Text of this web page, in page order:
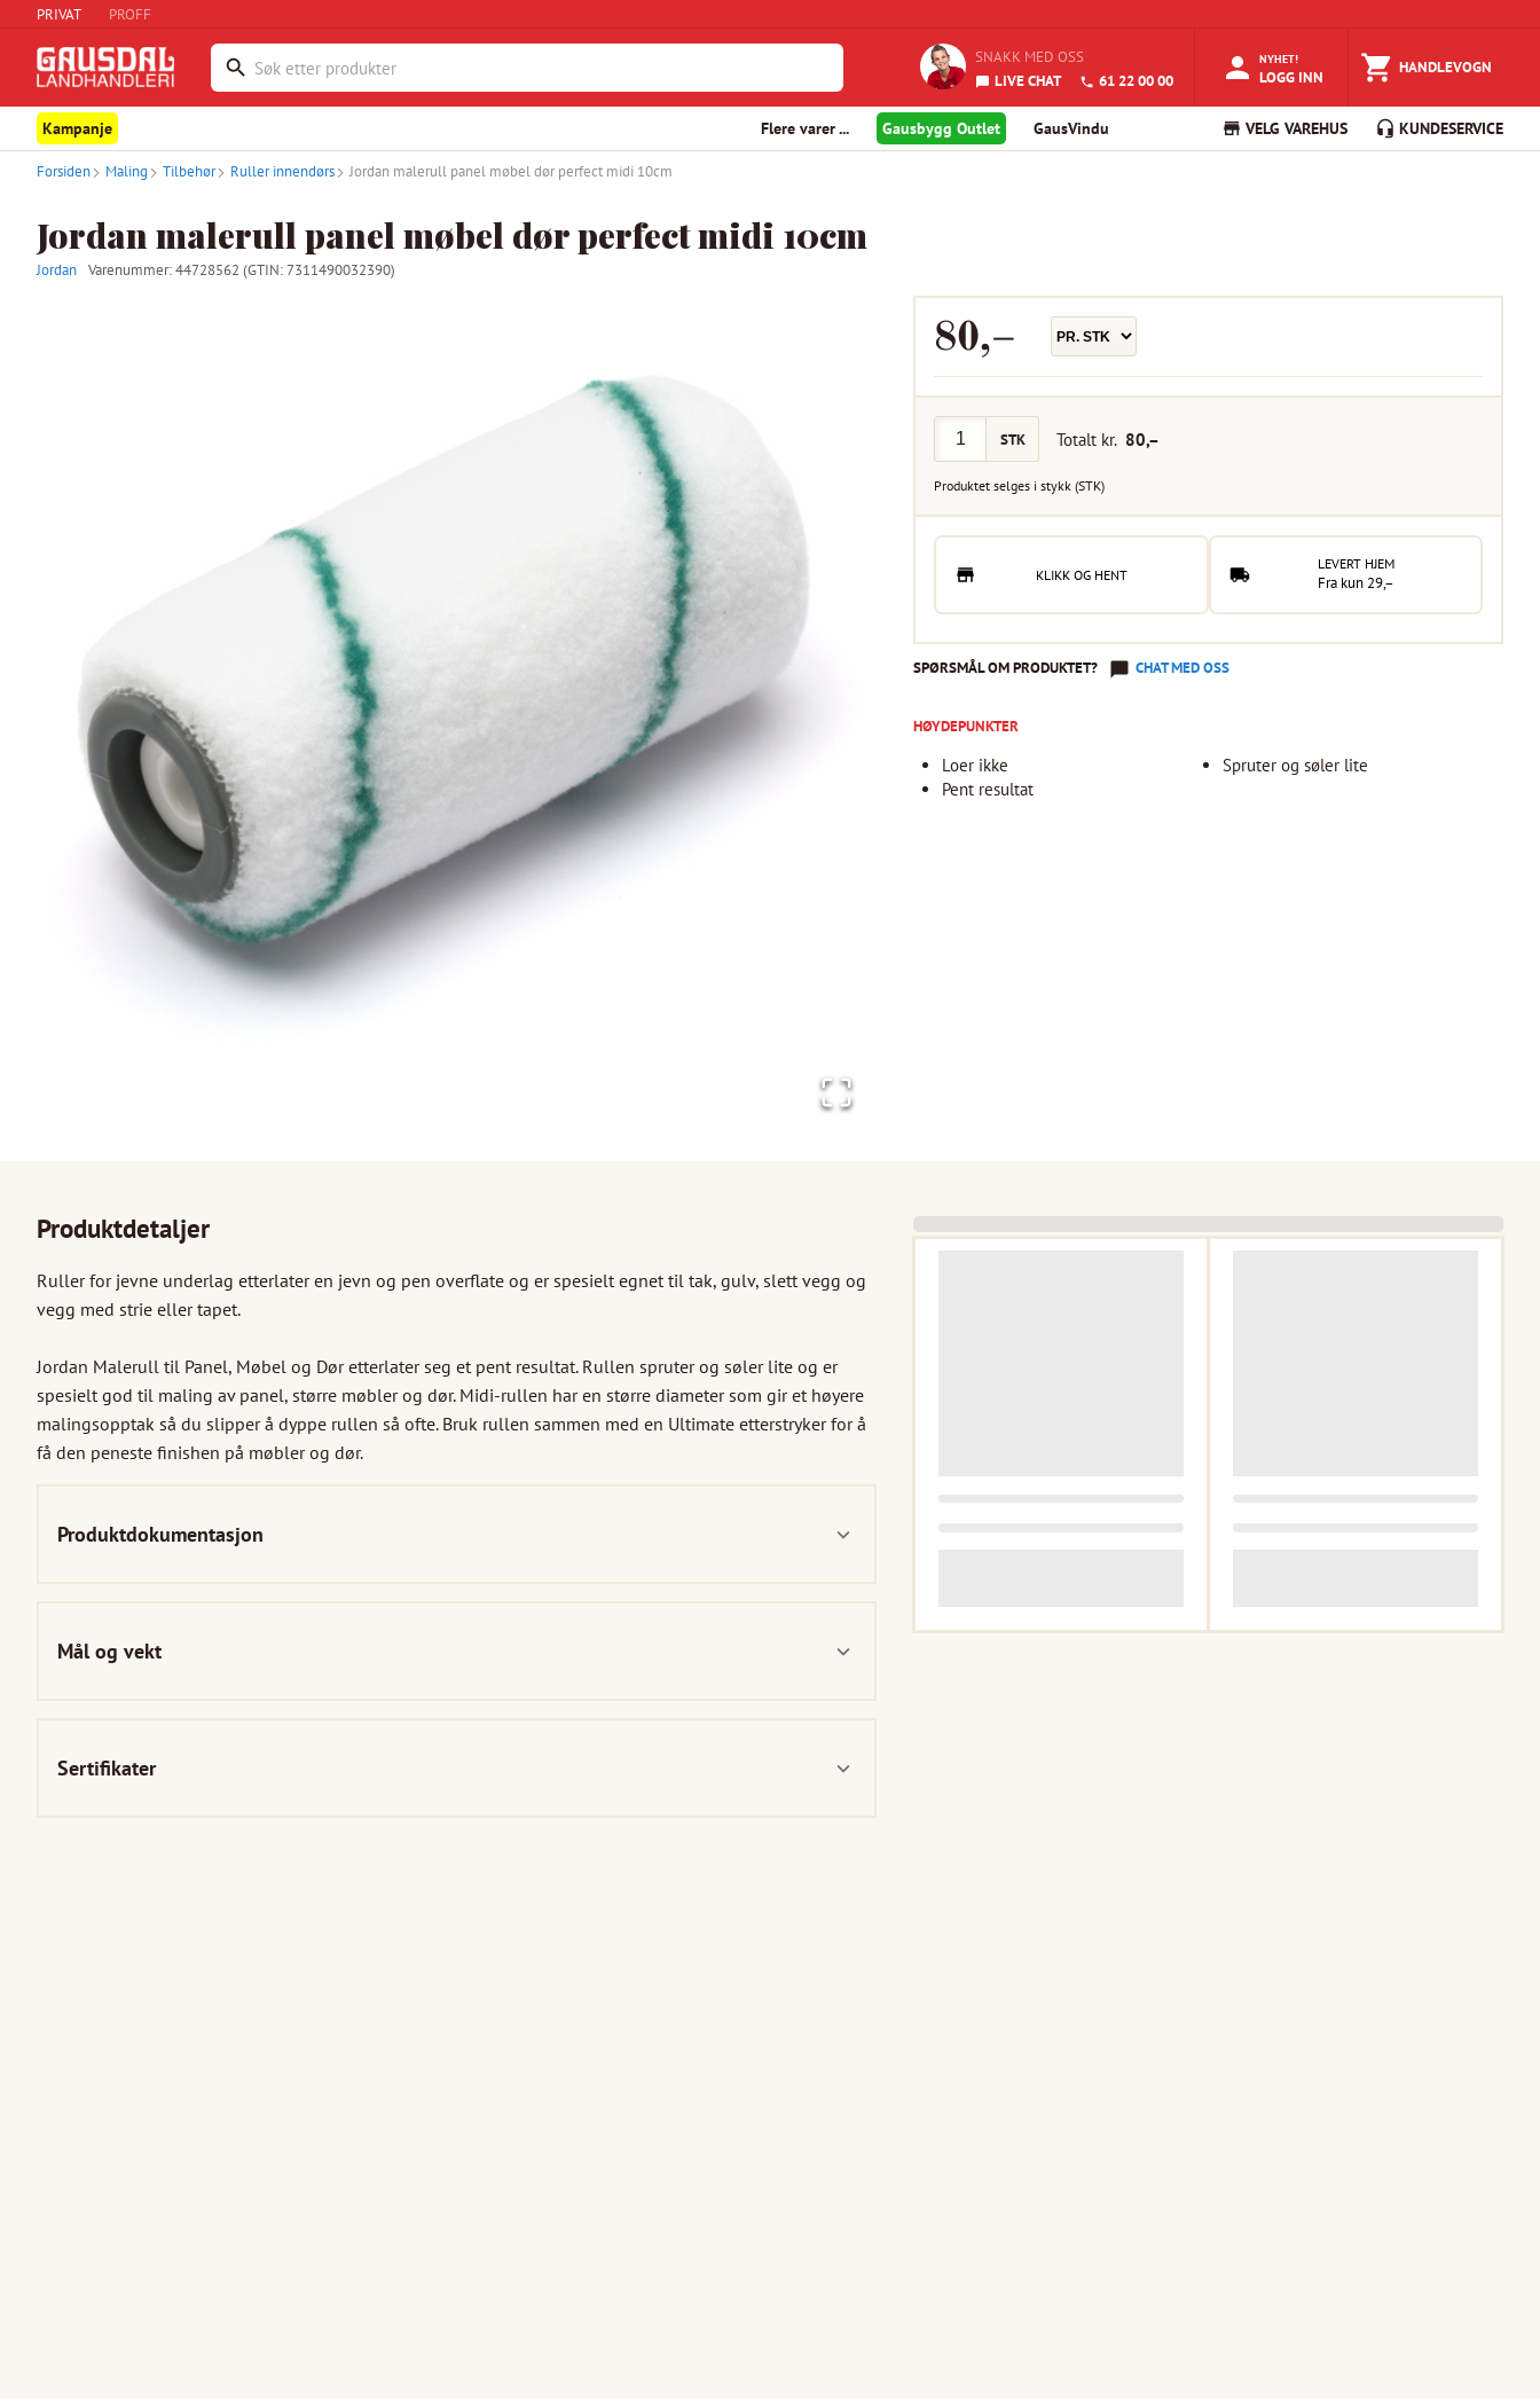
PRIVAT PROFF
SNAKK MED OSS
LIVE CHAT
61 22 00 00
NYHET!
LOGG INN HANDLEVOGN
Kampanje Flere varer ... Gausbygg Outlet GausVindu VELG VAREHUS KUNDESERVICE
Forsiden Maling Tilbehør Ruller innendørs Jordan malerull panel møbel dør perfect midi 10cm
Jordan malerull panel møbel dør perfect midi 10cm
Jordan Varenummer:44728562 (GTIN: 7311490032390)
80,–
STK Totalt kr. 80,–
Produktet selges istykk (STK)
KLIKK OG HENT
LEVERT HJEM
Fra kun 29,–
SPØRSMÅL OM PRODUKTET? CHAT MED OSS
HØYDEPUNKTER
Loer ikke
Pent resultat
Spruter og søler lite
Produktdetaljer
Ruller for jevne underlag etterlater en jevn og pen overflate og er spesielt egnet til tak, gulv, slett vegg og
vegg med strie eller tapet.
Jordan Malerull til Panel, Møbel og Dør etterlater seg et pent resultat. Rullen spruter og søler lite og er
spesielt god til maling av panel, større møbler og dør. Midi-rullen har en større diameter som gir et høyere
malingsopptak så du slipper å dyppe rullen så ofte. Bruk rullen sammen med en Ultimate etterstryker for å
få den peneste finishen på møbler og dør.
Produktdokumentasjon
Mål og vekt
Sertifikater